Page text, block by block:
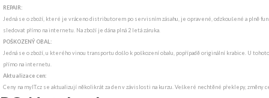
REPAIR:
Jedná se o zboží, které je vráceno distributorem po servisním zásahu, je opravené, odzkoušené a plně
sledovat přímo na internetu. Na zboží je dána plná 2 letá záruka.
POŠKOZENÝ OBAL:
Jedná se o zboží, u kterého vinou transportu došlo k poškození obalu, popřípadě originální krabice. U
přímo na internetu.
Aktualizace cen:
Ceny na myIT.cz se aktualizují několikrát za den v závislosti na kurzu. Veškeré nechtěné překlepy, změny